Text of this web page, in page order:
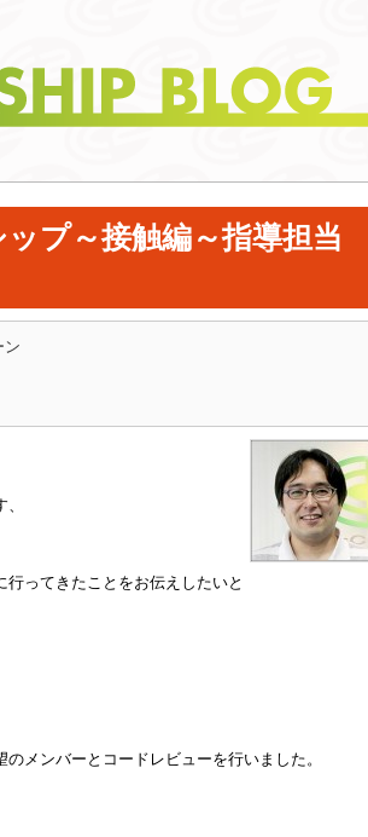
プ～接触編～指導担当
ン
ってきたことをお伝えしたいと
メンバーとコードレビューを行いました。